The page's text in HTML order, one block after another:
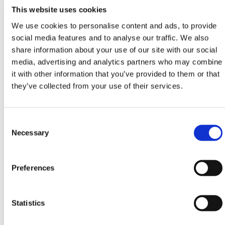
This website uses cookies
We use cookies to personalise content and ads, to provide
social media features and to analyse our traffic. We also
share information about your use of our site with our social
media, advertising and analytics partners who may combine
it with other information that you’ve provided to them or that
they’ve collected from your use of their services.
Selection
Necessary
Preferences
Statistics
Treksterkte (Mpa)
Rek bij breuk 460%
Buigvastheid bij
vloeigrens (Mpa)
42 N/mm 2
Buigmodulus (Mpa) 1250N/mm 2
voldoen aan alle vereiste veiligheidsspecificaties en